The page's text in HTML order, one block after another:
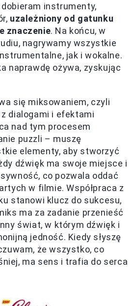
instrumenty,
uzależniony od gatunku
znaczenie. Na końcu, w
nagrywamy wszystkie
jak i wokalne.
naprawdę ożywa, zyskując
się miksowaniem, czyli
dialogami i efektami
nad tym procesem
puzzli – muszę
elementy, aby stworzyć
dźwięk ma swoje miejsce i
co pozwala oddać
w filmie. Współpraca z
stanowi klucz do sukcesu,
ma za zadanie przenieść
świat, w którym dźwięk i
jedność. Kiedy słyszę
że wszystko, co
ma sens i trafia do serca